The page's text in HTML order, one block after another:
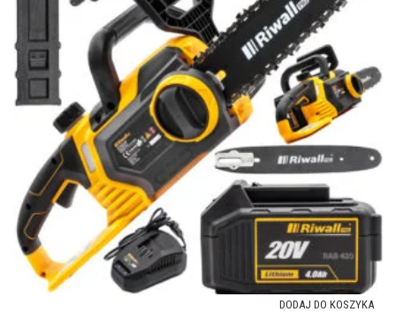
DODAJ DO KOSZYKA